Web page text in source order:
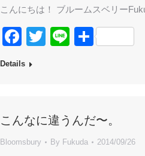
こんにちは！ ブルームスベリー
Facebook
Twitter
Line共
Details
こんなに違うんだ〜。
Bloomsbury By Fukuda 2014/09/26